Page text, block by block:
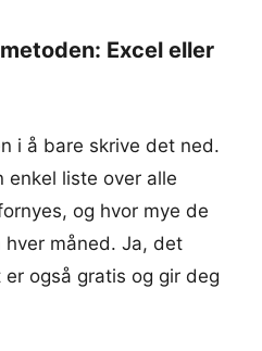
Excel eller
i å bare skrive det ned.
enkel liste over alle
og hvor mye de
hver måned. Ja, det
også gratis og gir deg